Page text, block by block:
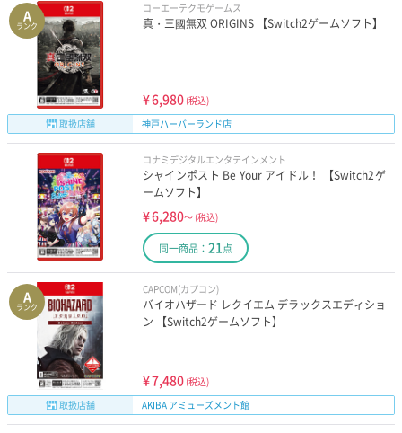
A
ランク
コーエーテクモゲームス
真・三國無双 ORIGINS 【Switch2ゲームソフト】
¥6,980 (税込)
取扱店舗
神戸ハーバーランド店
コナミデジタルエンタテインメント
シャインポスト Be Your アイドル！ 【Switch2ゲ
ームソフト】
¥6,280～ (税込)
同一商品： 21点
A
ランク
CAPCOM(カプコン)
バイオハザード レクイエム デラックスエディショ
ン 【Switch2ゲームソフト】
¥7,480 (税込)
取扱店舗
AKIBA アミューズメント館